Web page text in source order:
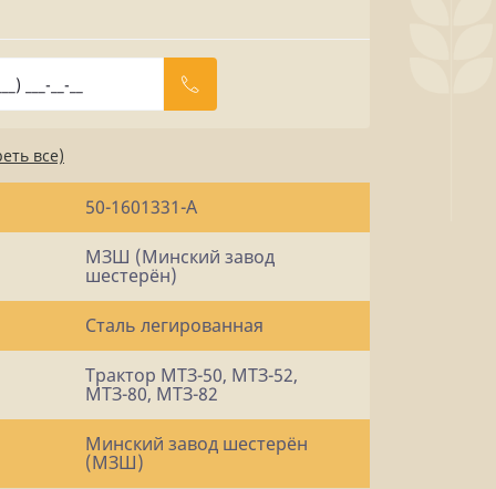
все)
50-1601331-А
МЗШ (Минский завод
шестерён)
Сталь легированная
Трактор МТЗ-50, МТЗ-52,
МТЗ-80, МТЗ-82
Минский завод шестерён
(МЗШ)